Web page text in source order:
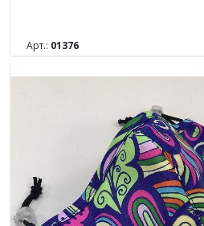
Арт.: 01376